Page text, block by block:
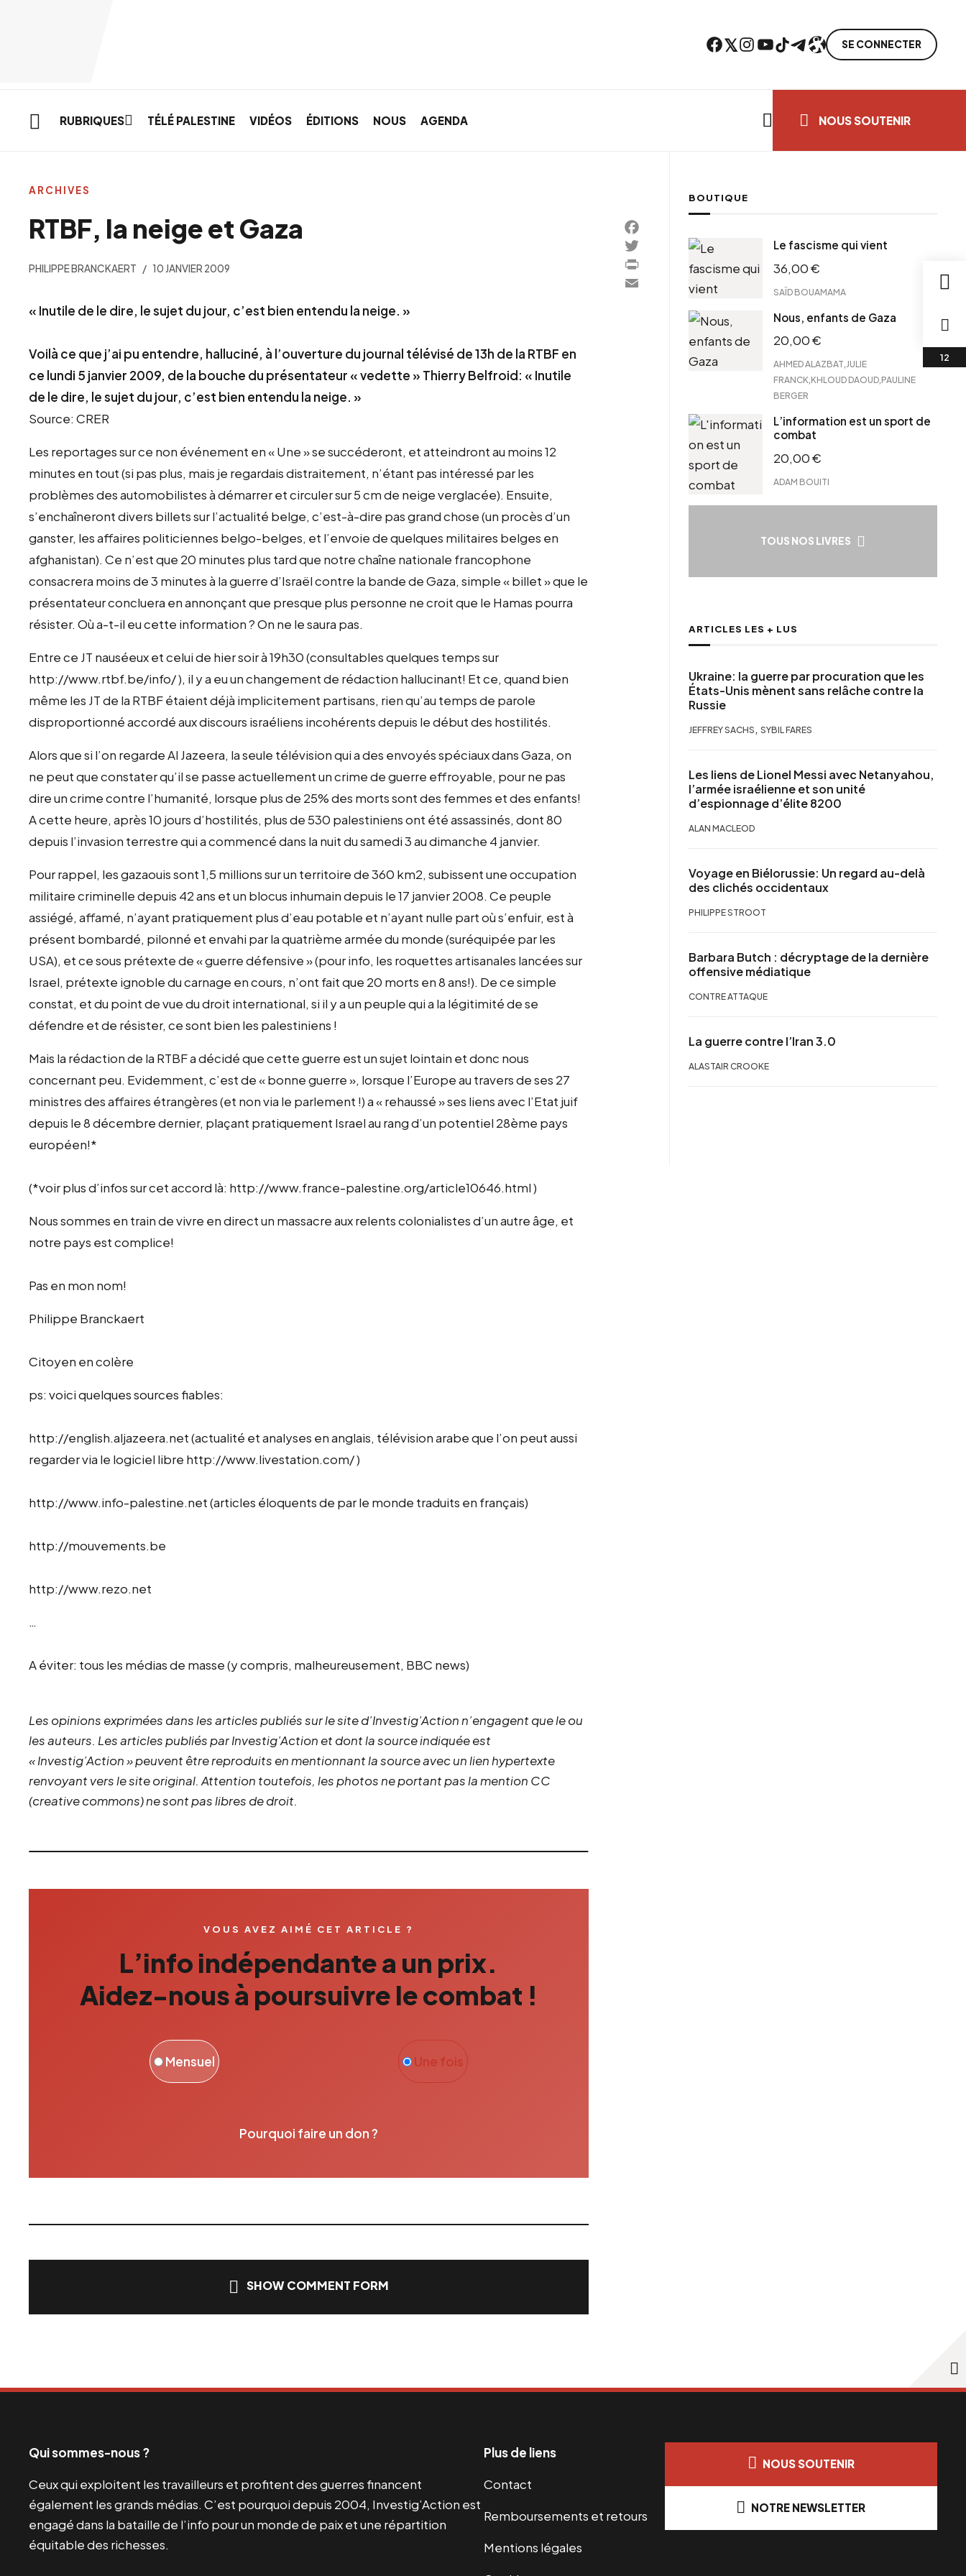
Facebook Twitter Instagram YouTube TikTok TelegramLien SE CONNECTER
RUBRIQUES TÉLÉ PALESTINE VIDÉOS ÉDITIONS NOUS AGENDA NOUS SOUTENIR
RTBF, la neige et Gaza
PHILIPPE BRANCKAERT 10 JANVIER 2009
« Inutile de le dire, le sujet du jour, c’est bien entendu la neige. »
Voilà ce que j’ai pu entendre, halluciné, à l’ouverture du journal télévisé de 13h de la RTBF en
ce lundi 5 janvier 2009, de la bouche du présentateur « vedette » Thierry Belfroid: « Inutile
de le dire, le sujet du jour, c’est bien entendu la neige. »
Source: CRER
Les reportages sur ce non événement en « Une » se succéderont, et atteindront au moins 12
minutes en tout (si pas plus, mais je regardais distraitement, n’étant pas intéressé par les
problèmes des automobilistes à démarrer et circuler sur 5 cm de neige verglacée). Ensuite,
s’enchaîneront divers billets sur l’actualité belge, c’est-à-dire pas grand chose (un procès d’un
ganster, les affaires politiciennes belgo-belges, et l’envoie de quelques militaires belges en
afghanistan). Ce n’est que 20 minutes plus tard que notre chaîne nationale francophone
consacrera moins de 3 minutes à la guerre d’Israël contre la bande de Gaza, simple « billet » que le
présentateur concluera en annonçant que presque plus personne ne croit que le Hamas pourra
résister. Où a-t-il eu cette information ? On ne le saura pas.
Entre ce JT nauséeux et celui de hier soir à 19h30 (consultables quelques temps sur
http://www.rtbf.be/info/ ), il y a eu un changement de rédaction hallucinant! Et ce, quand bien
même les JT de la RTBF étaient déjà implicitement partisans, rien qu’au temps de parole
disproportionné accordé aux discours israéliens incohérents depuis le début des hostilités.
Alors que si l’on regarde Al Jazeera, la seule télévision qui a des envoyés spéciaux dans Gaza, on
ne peut que constater qu’il se passe actuellement un crime de guerre effroyable, pour ne pas
dire un crime contre l’humanité, lorsque plus de 25% des morts sont des femmes et des enfants!
A cette heure, après 10 jours d’hostilités, plus de 530 palestiniens ont été assassinés, dont 80
depuis l’invasion terrestre qui a commencé dans la nuit du samedi 3 au dimanche 4 janvier.
Pour rappel, les gazaouis sont 1,5 millions sur un territoire de 360 km2, subissent une occupation
militaire criminelle depuis 42 ans et un blocus inhumain depuis le 17 janvier 2008. Ce peuple
assiégé, affamé, n’ayant pratiquement plus d’eau potable et n’ayant nulle part où s’enfuir, est à
présent bombardé, pilonné et envahi par la quatrième armée du monde (suréquipée par les
USA), et ce sous prétexte de « guerre défensive » (pour info, les roquettes artisanales lancées sur
Israel, prétexte ignoble du carnage en cours, n’ont fait que 20 morts en 8 ans!). De ce simple
constat, et du point de vue du droit international, si il y a un peuple qui a la légitimité de se
défendre et de résister, ce sont bien les palestiniens !
Mais la rédaction de la RTBF a décidé que cette guerre est un sujet lointain et donc nous
concernant peu. Evidemment, c’est de « bonne guerre », lorsque l’Europe au travers de ses 27
ministres des affaires étrangères (et non via le parlement !) a « rehaussé » ses liens avec l’Etat juif
depuis le 8 décembre dernier, plaçant pratiquement Israel au rang d’un potentiel 28ème pays
européen!*
(*voir plus d’infos sur cet accord là: http://www.france-palestine.org/article10646.html )
Nous sommes en train de vivre en direct un massacre aux relents colonialistes d’un autre âge, et
notre pays est complice!
Pas en mon nom!
Philippe Branckaert
Citoyen en colère
ps: voici quelques sources fiables:
http://english.aljazeera.net(actualité et analyses en anglais, télévision arabe que l’on peut aussi
regarder via le logiciel libre http://www.livestation.com/ )
http://www.info-palestine.net(articles éloquents de par le monde traduits en français)
http://mouvements.be
http://www.rezo.net
…
A éviter: tous les médias de masse (y compris, malheureusement, BBC news)
ARCHIVES
Les opinions exprimées dans les articles publiés sur le site d’Investig’Action n’engagent que le ou
les auteurs. Les articles publiés par Investig’Action et dont la source indiquée est
« Investig’Action » peuvent être reproduits en mentionnant la source avec un lien hypertexte
renvoyant vers le site original. Attention toutefois, les photos ne portant pas la mention CC
(creative commons) ne sont pas libres de droit.
VOUS AVEZ AIMÉ CET ARTICLE ?
L’info indépendante a un prix.
Aidez-nous à poursuivre le combat !
Une fois
Mensuel
Pourquoi faire un don ?
Facebook
Twitter
PrintFriendly
Email
SHOW COMMENT FORM
BOUTIQUE
Le fascisme qui vient
36,00€
SAÏD BOUAMAMA
Nous, enfants de Gaza
20,00€
AHMED ALAZBAT JULIE
FRANCK KHLOUD DAOUD PAULINE
BERGER
L’information est un sport de
combat
20,00€
ADAM BOUITI
TOUS NOS LIVRES
ARTICLES LES + LUS
Ukraine: la guerre par procuration que les
États-Unis mènent sans relâche contre la
Russie
JEFFREY SACHS , SYBIL FARES
Les liens de Lionel Messi avec Netanyahou,
l’armée israélienne et son unité
d’espionnage d’élite 8200
ALAN MACLEOD
Voyage en Biélorussie: Un regard au-delà
des clichés occidentaux
PHILIPPE STROOT
Barbara Butch : décryptage de la dernière
offensive médiatique
CONTRE ATTAQUE
La guerre contre l’Iran 3.0
ALASTAIR CROOKE
Qui sommes-nous ?
Ceux qui exploitent les travailleurs et profitent des guerres financent
également les grands médias. C’est pourquoi depuis 2004, Investig’Action est
engagé dans la bataille de l’info pour un monde de paix et une répartition
équitable des richesses.
Plus de liens
Contact
Remboursements et retours
Mentions légales
NOUS SOUTENIR
NOTRE NEWSLETTER